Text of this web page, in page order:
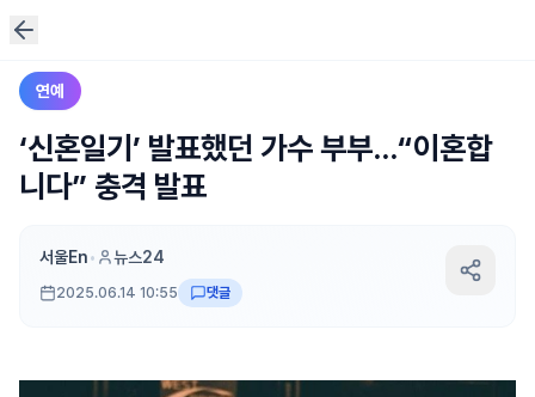
연예
‘신혼일기’ 발표했던 가수 부부…“이혼합
니다” 충격 발표
서울En• 뉴스24
2025.06.14 10:55 댓글